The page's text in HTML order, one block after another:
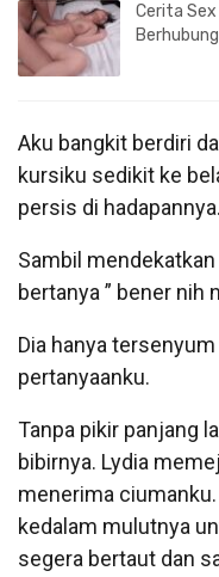
Cerita Sex
Aku bangkit berdiri
kursiku sedikit ke
persis di hadapannya.
Sambil
bertanya ” bener nih
Dia hanya
pertanyaanku.
Tanpa pikir panjang
bibirnya. Lydia
menerima
kedalam mulutnya
segera bertaut dan